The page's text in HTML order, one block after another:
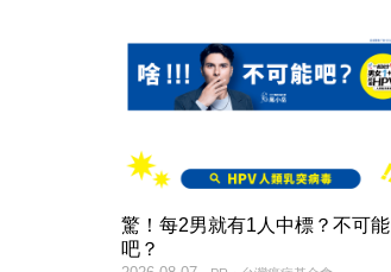
驚！每2男就有1人中標？不可能
吧？